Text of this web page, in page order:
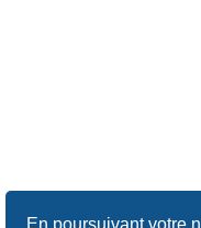
En poursuivant votre